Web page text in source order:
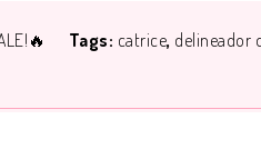
Tags: catrice delineador